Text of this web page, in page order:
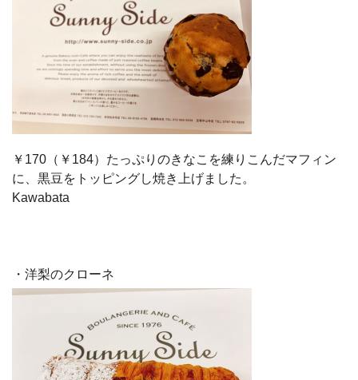
￥170（￥184）たっぷりのきなこを練りこんだマフィン
に、黒豆をトッピングし焼き上げました。
Kawabata
・洋梨のクローネ